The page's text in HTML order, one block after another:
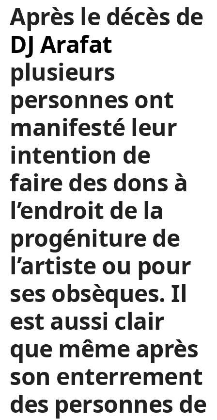
Après le décès de
DJ Arafat
plusieurs
personnes ont
manifesté leur
intention de
faire des dons à
l’endroit de la
progéniture de
l’artiste ou pour
ses obsèques. Il
est aussi clair
que même après
son enterrement
des personnes de